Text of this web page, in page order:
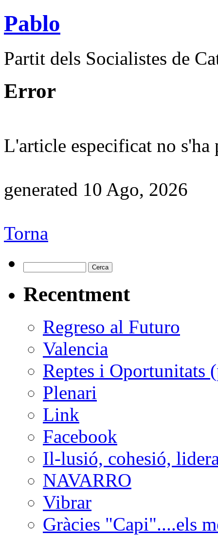
Pablo
Partit dels Socialistes de
Error
L'article especificat no s'ha
generated 10 Ago, 2026
Torna
Recentment
Regreso al Futuro
Valencia
Reptes i Oportunitats
Plenari
Link
Facebook
Il-lusió, cohesió,
NAVARRO
Vibrar
Gràcies "Capi"....els